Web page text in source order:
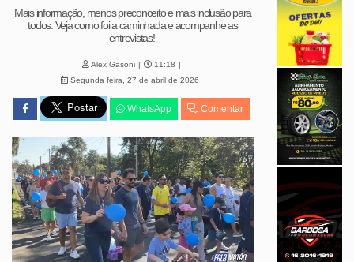
Mais informação, menos preconceito e mais inclusão para
todos. Veja como foi a caminhada e acompanhe as
entrevistas!
Alex Gasoni
11:18
Segunda feira, 27 de abril de 2026
WhatsApp Comentar